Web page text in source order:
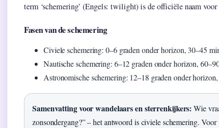
term ‘schemering’ (Engels: twilight) is de officiële naam voor
Fasen van de schemering
Civiele schemering: 0–6 graden onder horizon, 30–45
Nautische schemering: 6–12 graden onder horizon,
Astronomische schemering: 12–18 graden onder
Samenvatting voor wandelaars en sterrenkijkers: Wie
zonsondergang?” – het antwoord is civiele schemering.